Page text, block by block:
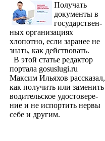
Получать
доку­менты в
государствен­
ных организациях
хлопотно, если заранее не
знать, как действовать.
В этой статье редактор
портала gosuslugi.ru
Максим Ильяхов рассказал,
как получить или заменить
водительское удостовере­
ние и не испортить нервы
себе и другим.